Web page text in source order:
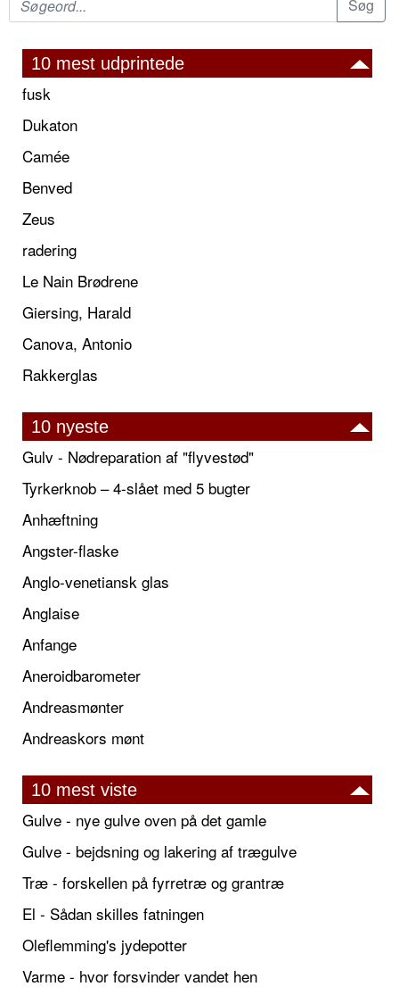
10 mest udprintede
fusk
Dukaton
Camée
Benved
Zeus
radering
Le Nain Brødrene
Giersing, Harald
Canova, Antonio
Rakkerglas
10 nyeste
Gulv - Nødreparation af "flyvestød"
Tyrkerknob – 4-slået med 5 bugter
Anhæftning
Angster-flaske
Anglo-venetiansk glas
Anglaise
Anfange
Aneroidbarometer
Andreasmønter
Andreaskors mønt
10 mest viste
Gulve - nye gulve oven på det gamle
Gulve - bejdsning og lakering af trægulve
Træ - forskellen på fyrretræ og grantræ
El - Sådan skilles fatningen
Oleflemming's jydepotter
Varme - hvor forsvinder vandet hen